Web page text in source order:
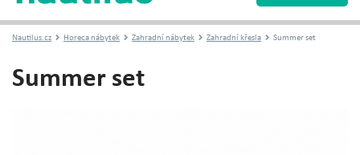
Nautilus.cz Horeca nábytek Zahradní nábytek Zahradní křesla Summer set
Summer set